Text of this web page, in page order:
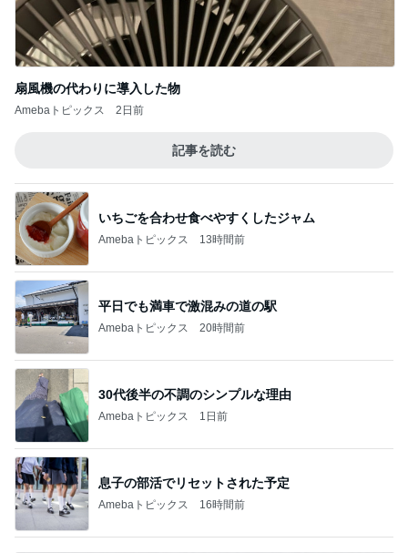
扇風機の代わりに導入した物
Amebaトピックス 2日前
記事を読む
いちごを合わせ食べやすくしたジャム
Amebaトピックス 13時間前
平日でも満車で激混みの道の駅
Amebaトピックス 20時間前
30代後半の不調のシンプルな理由
Amebaトピックス 1日前
息子の部活でリセットされた予定
Amebaトピックス 16時間前